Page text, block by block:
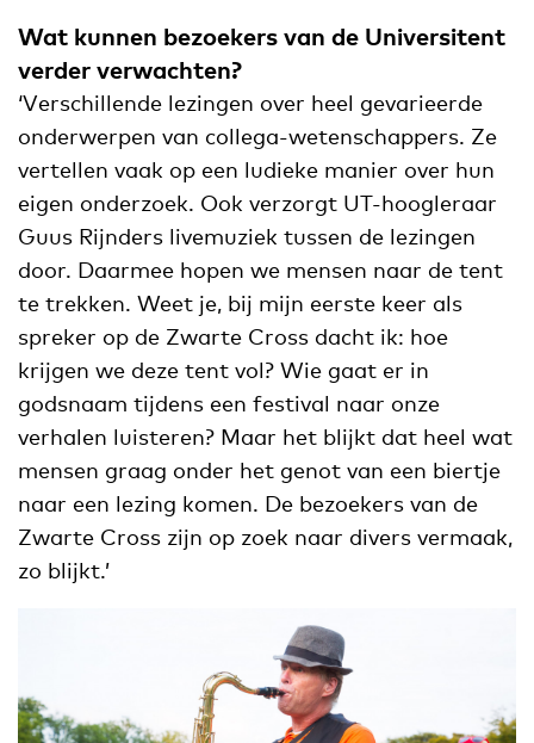
Wat kunnen bezoekers van de Universitent
verder verwachten?
‘Verschillende lezingen over heel gevarieerde
onderwerpen van collega-wetenschappers. Ze
vertellen vaak op een ludieke manier over hun
eigen onderzoek. Ook verzorgt UT-hoogleraar
Guus Rijnders livemuziek tussen de lezingen
door. Daarmee hopen we mensen naar de tent
te trekken. Weet je, bij mijn eerste keer als
spreker op de Zwarte Cross dacht ik: hoe
krijgen we deze tent vol? Wie gaat er in
godsnaam tijdens een festival naar onze
verhalen luisteren? Maar het blijkt dat heel wat
mensen graag onder het genot van een biertje
naar een lezing komen. De bezoekers van de
Zwarte Cross zijn op zoek naar divers vermaak,
zo blijkt.’